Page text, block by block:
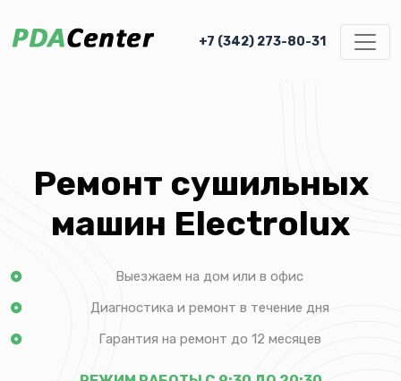
+7 (342) 273-80-31
Ремонт сушильных
машин Electrolux
Выезжаем на дом или в офис
Диагностика и ремонт в течение дня
Гарантия на ремонт до 12 месяцев